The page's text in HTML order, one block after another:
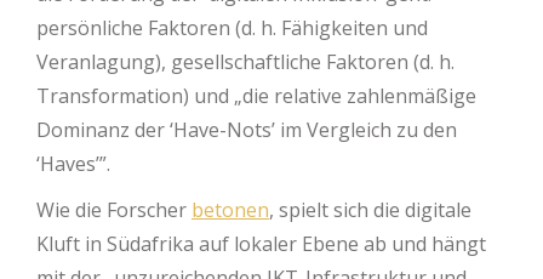
persönliche Faktoren (d. h. Fähigkeiten und
Veranlagung), gesellschaftliche Faktoren (d. h.
Transformation) und „die relative zahlenmäßige
Dominanz der ‘Have-Nots’ im Vergleich zu den
‘Haves’”.
Wie die Forscher betonen, spielt sich die digitale
Kluft in Südafrika auf lokaler Ebene ab und hängt